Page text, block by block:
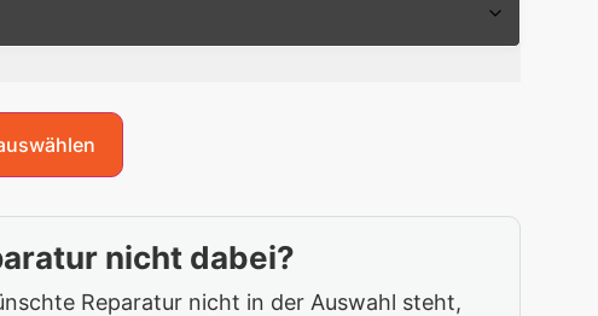
nicht dabei?
Reparatur nicht in der Auswahl steht,